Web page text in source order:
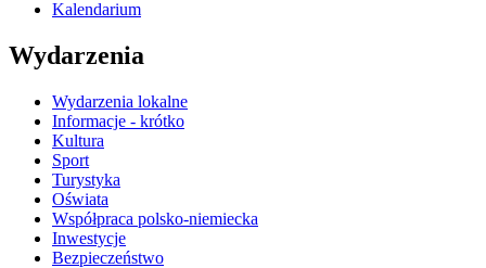
Kalendarium
Wydarzenia
Wydarzenia lokalne
Informacje - krótko
Kultura
Sport
Turystyka
Oświata
Współpraca polsko-niemiecka
Inwestycje
Bezpieczeństwo